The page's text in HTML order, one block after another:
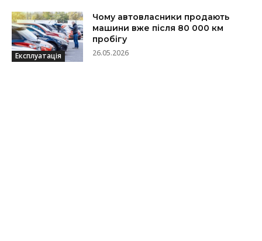
Експлуатація
Чому автовласники продають
машини вже після 80 000 км
пробігу
26.05.2026